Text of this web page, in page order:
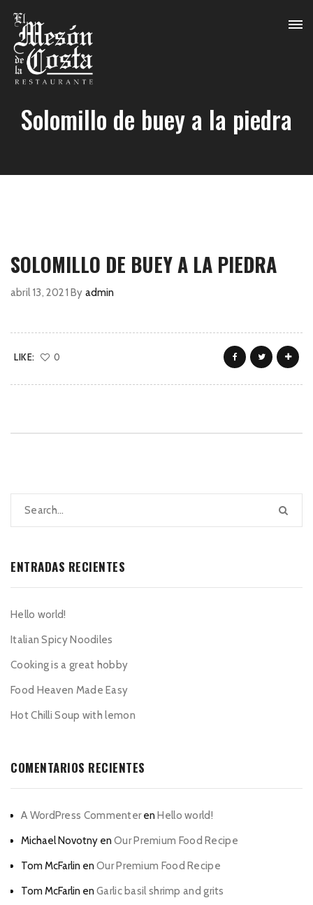
Solomillo de buey a la piedra
SOLOMILLO DE BUEY A LA PIEDRA
abril 13, 2021 By admin
LIKE: 0
ENTRADAS RECIENTES
Hello world!
Italian Spicy Noodiles
Cooking is a great hobby
Food Heaven Made Easy
Hot Chilli Soup with lemon
COMENTARIOS RECIENTES
A WordPress CommenterenHello world!
Michael Novotny en Our Premium Food Recipe
Tom McFarlin en Our Premium Food Recipe
Tom McFarlin en Garlic basil shrimp and grits